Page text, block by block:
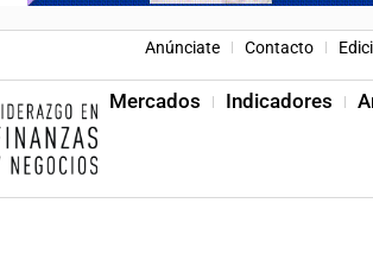
Anúnciate Contacto
Mercados Indicadores